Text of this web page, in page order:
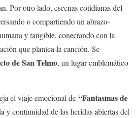
Por otro lado, escenas cotidianas del
o compartiendo un abrazo-
y tangible, conectando con la
que plantea la canción. Se
de San Telmo, un lugar emblemático
el viaje emocional de “Fantasmas de
y continuidad de las heridas abiertas del